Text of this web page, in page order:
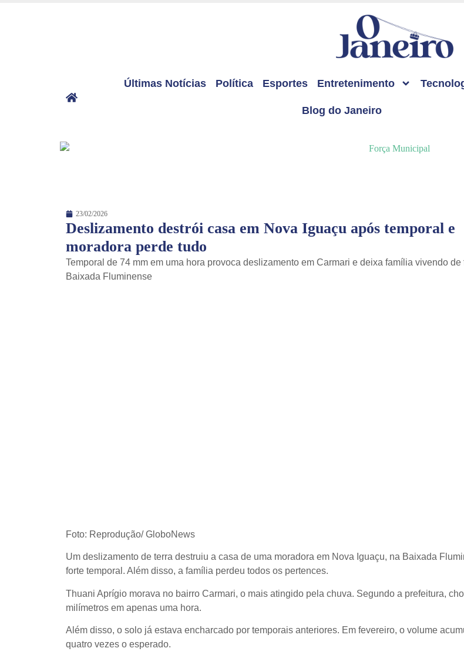
Últimas Notícias Política Esportes Entretenimento
Blog do Janeiro
23/02/2026
Deslizamento destrói casa em Nova Iguaçu após temporal e
moradora perde tudo
Temporal de 74 mm em uma hora provoca deslizamento em Carmari e deixa família vivendo de
Baixada Fluminense
Foto: Reprodução/ GloboNews
Um deslizamento de terra destruiu a casa de uma moradora em Nova Iguaçu, na Baixada
forte temporal. Além disso, a família perdeu todos os pertences.
Thuani Aprígio morava no bairro Carmari, o mais atingido pela chuva. Segundo a prefeitura,
milímetros em apenas uma hora.
Além disso, o solo já estava encharcado por temporais anteriores. Em fevereiro, o volume
quatro vezes o esperado.